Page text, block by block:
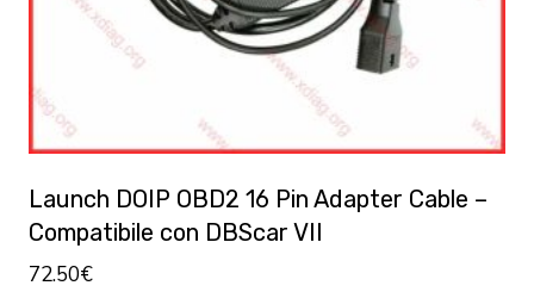
Launch DOIP OBD2 16 Pin Adapter Cable –
Compatibile con DBScar VII
72.50€